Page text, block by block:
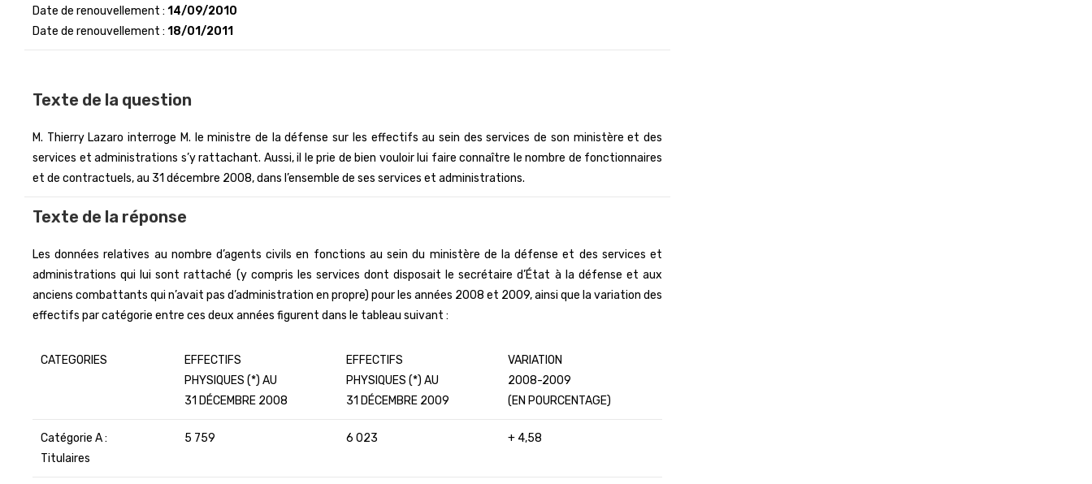
Date de renouvellement : 14/09/2010
Date de renouvellement : 18/01/2011
Texte de la question
M. Thierry Lazaro interroge M. le ministre de la défense sur les effectifs au sein des services de son ministère et des
services et administrations s’y rattachant. Aussi, il le prie de bien vouloir lui faire connaître le nombre de fonctionnaires
et de contractuels, au 31 décembre 2008, dans l’ensemble de ses services et administrations.
Texte de la réponse
Les données relatives au nombre d’agents civils en fonctions au sein du ministère de la défense et des services et
administrations qui lui sont rattaché (y compris les services dont disposait le secrétaire d’État à la défense et aux
anciens combattants qui n’avait pas d’administration en propre) pour les années 2008 et 2009, ainsi que la variation des
effectifs par catégorie entre ces deux années figurent dans le tableau suivant :
CATEGORIES
EFFECTIFS
PHYSIQUES (*) AU
31 DÉCEMBRE 2008
EFFECTIFS
PHYSIQUES (*) AU
31 DÉCEMBRE 2009
VARIATION
2008-2009
(EN POURCENTAGE)
Catégorie A :
Titulaires
5 759 6 023 + 4,58